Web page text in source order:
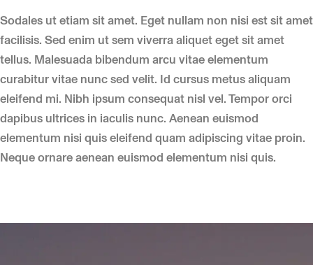
Sodales ut etiam sit amet. Eget nullam non nisi est sit amet
facilisis. Sed enim ut sem viverra aliquet eget sit amet
tellus. Malesuada bibendum arcu vitae elementum
curabitur vitae nunc sed velit. Id cursus metus aliquam
eleifend mi. Nibh ipsum consequat nisl vel. Tempor orci
dapibus ultrices in iaculis nunc. Aenean euismod
elementum nisi quis eleifend quam adipiscing vitae proin.
Neque ornare aenean euismod elementum nisi quis.